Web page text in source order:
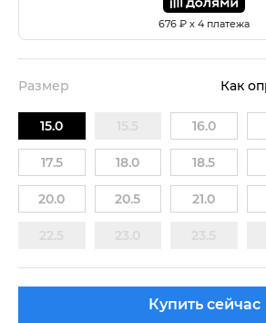
676 ₽ х 4 платежа
Размер Как
15.0 16.0
17.5 18.0 18.5
20.0 20.5 21.0
Купить сейчас